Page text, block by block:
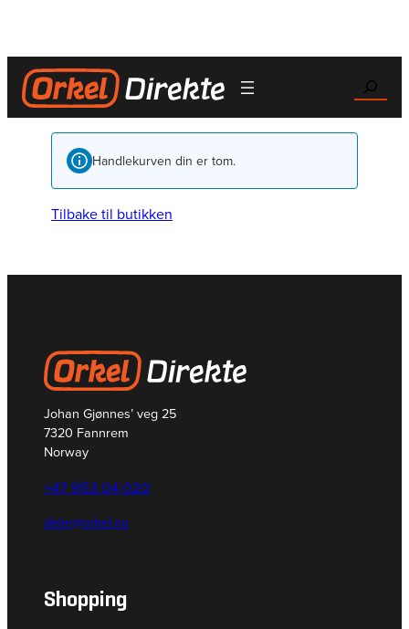
innhold
Search
Handlekurven din er tom.
Tilbake til butikken
Johan Gjønnes’ veg 25
7320 Fannrem
Norway
+47 953 04 020
deler@orkel.no
Shopping